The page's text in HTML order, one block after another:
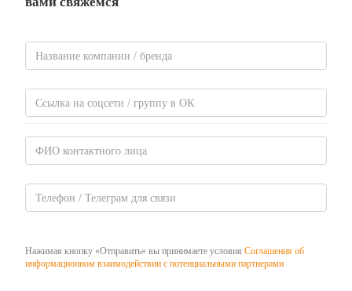
Нажимая кнопку «Отправить» вы принимаете условия Соглашения об
информационном взаимодействии с потенциальными партнерами